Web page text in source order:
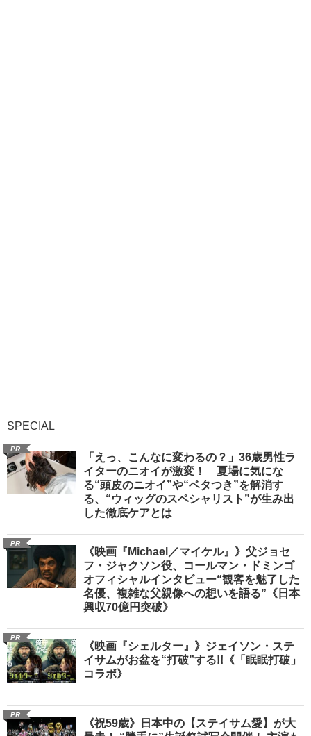
SPECIAL
PR
「えっ、こんなに変わるの？」36歳男性ラ
イターのニオイが激変！ 夏場に気にな
る“頭皮のニオイ”や“ベタつき”を解消す
る、“ウィッグのスペシャリスト”が生み出
した徹底ケアとは
PR
《映画『Michael／マイケル』》父ジョセ
フ・ジャクソン役、コールマン・ドミンゴ
オフィシャルインタビュー“観客を魅了した
名優、複雑な父親像への想いを語る”《日本
興収70億円突破》
PR
《映画『シェルター』》ジェイソン・ステ
イサムがお盆を“打破”する!!《「眠眠打破」
コラボ》
PR
《祝59歳》日本中の【ステイサム愛】が大